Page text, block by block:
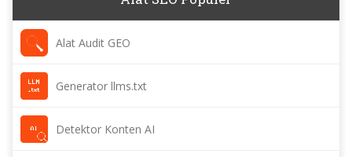
Alat Audit GEO
Generator llms.txt
Detektor Konten AI